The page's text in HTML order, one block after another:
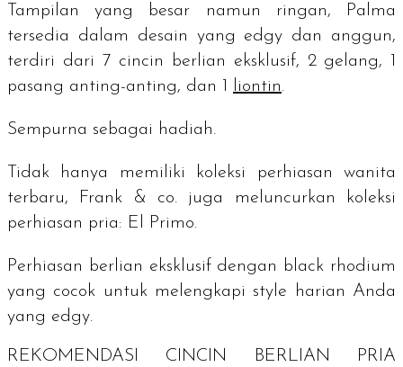
Tampilan yang besar namun ringan, Palma
tersedia dalam desain yang edgy dan anggun,
terdiri dari 7 cincin berlian eksklusif, 2 gelang, 1
pasang anting-anting, dan 1
liontin.
Sempurna sebagai hadiah.
Tidak hanya memiliki koleksi perhiasan wanita
terbaru, Frank & co. juga meluncurkan koleksi
perhiasan pria: El Primo.
Perhiasan berlian eksklusif dengan black rhodium
yang cocok untuk melengkapi style
harian Anda
yang edgy.
REKOMENDASI CINCIN BERLIAN PRIA